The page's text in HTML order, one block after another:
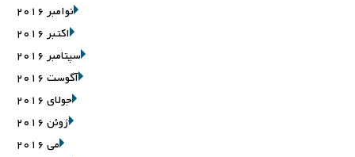
نوامبر 2016
اکتبر 2016
سپتامبر 2016
آگوست 2016
جولای 2016
ژوئن 2016
می 2016